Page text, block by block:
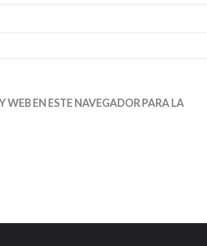
EN ESTE NAVEGADOR PARA LA